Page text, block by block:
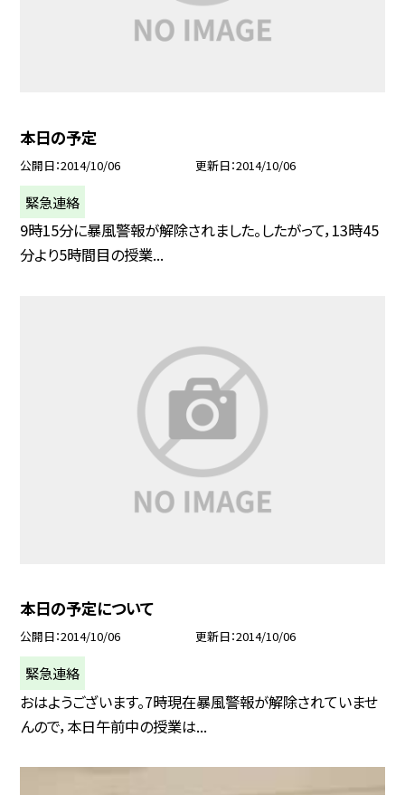
本日の予定
公開日 2014/10/06 更新日 2014/10/06
緊急連絡
9時15分に暴風警報が解除されました。したがって，13時45
分より5時間目の授業...
本日の予定について
公開日 2014/10/06 更新日 2014/10/06
緊急連絡
おはようございます。7時現在暴風警報が解除されていませ
んので，本日午前中の授業は...